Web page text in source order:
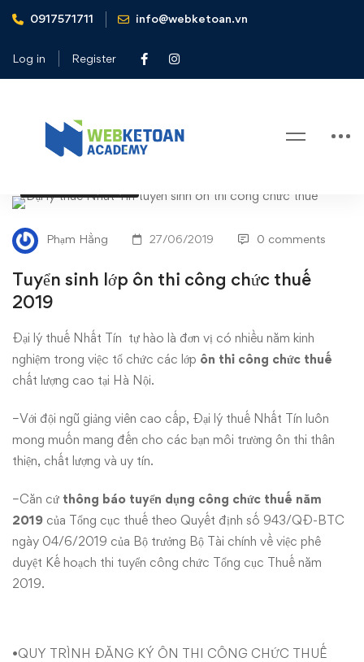
0917571711 info@webketoan.vn
Log in Register
Home
Tin tức - Sự kiện
Tuyển
sinh
lớp
ôn
thi
công
chức
thuế
2019
Phạm Hằng 27/06/2019 0 comments
Tuyển sinh lớp ôn thi công chức thuế
2019
Đại lý thuế Nhất Tín tự hào là đơn vị có nhiều năm kinh
nghiệm trong việc tổ chức các lớp ôn thi công chức thuế
chất lượng cao tại Hà Nội.
−Với đội ngũ giảng viên cao cấp, Đại lý thuế Nhất Tín luôn
mong muốn mang đến cho các bạn môi trường ôn thi thân
thiện, chất lượng và uy tín.
−Căn cứ thông báo tuyển dụng công chức thuế năm
2019 của Tổng cục thuế theo Quyết định số 943/QĐ-BTC
ngày 04/6/2019 của Bộ trưởng Bộ Tài chính về việc phê
duyệt Kế hoạch thi tuyển công chức Tổng cục Thuế năm
2019.
•QUY TRÌNH ĐĂNG KÝ ÔN THI CÔNG CHỨC THUẾ